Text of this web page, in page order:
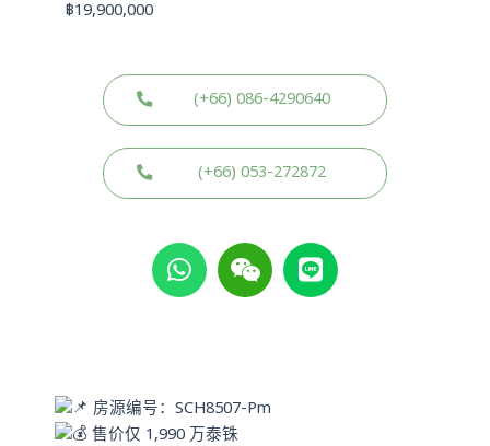
฿19,900,000
(+66) 086-4290640
(+66) 053-272872
W
h
a
p
p
W
e
i
L
i
n
房源编号：SCH8507-Pm
售价仅 1,990 万泰铢